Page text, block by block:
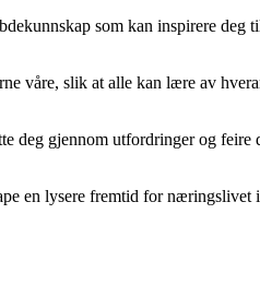
som kan inspirere
våre, slik at alle kan lære av
deg gjennom utfordringer og
en lysere fremtid for næringslivet